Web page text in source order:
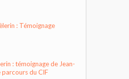
: Témoignage
: témoignage de Jean-
parcours du CIF